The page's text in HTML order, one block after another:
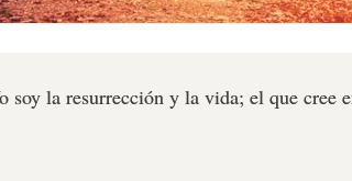
soy la resurrección y la vida; el que cree